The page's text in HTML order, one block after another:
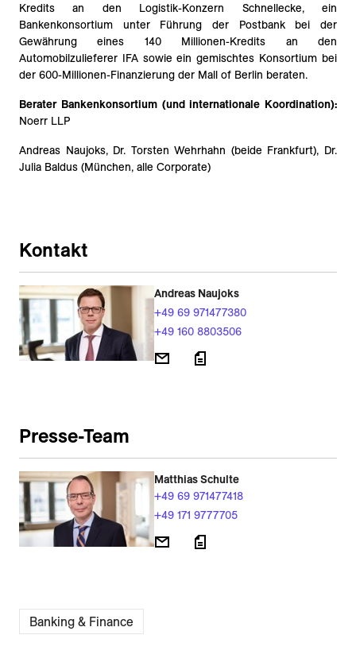
Kredits an den Logistik-Konzern Schnellecke, ein
Bankenkonsortium unter Führung der Postbank bei der
Gewährung eines 140 Millionen-Kredits an den
Automobilzulieferer IFA sowie ein gemischtes Konsortium bei
der 600-Millionen-Finanzierung der Mall of Berlin beraten.
Berater Bankenkonsortium (und internationale Koordination):
Noerr LLP
Andreas Naujoks, Dr. Torsten Wehrhahn (beide Frankfurt), Dr.
Julia Baldus (München, alle Corporate)
Kontakt
Andreas Naujoks
+49 69 971477380
+49 160 8803506
Presse-Team
Matthias Schulte
+49 69 971477418
+49 171 9777705
Banking & Finance